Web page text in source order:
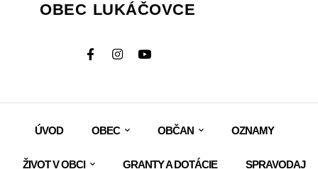
OBEC LUKÁČOVCE
ÚVOD OBEC OBČAN OZNAMY
ŽIVOT V OBCI GRANTY A DOTÁCIE SPRAVODAJ